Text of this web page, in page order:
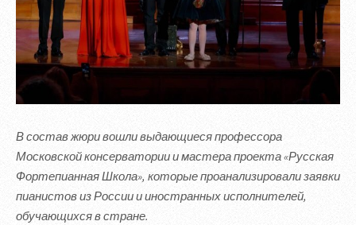
В состав жюри вошли выдающиеся профессора
Московской консерватории и мастера проекта «Русская
Фортепианная Школа», которые проанализировали заявки
пианистов из России и иностранных исполнителей,
обучающихся в стране.